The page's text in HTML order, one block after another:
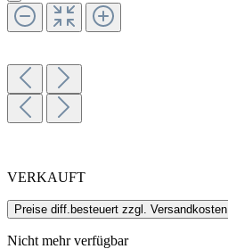
VERKAUFT
Preise diff.besteuert zzgl. Versandkosten
Nicht mehr verfügbar